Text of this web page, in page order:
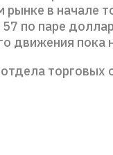
рынке в начале
по паре
движения пока
торговых